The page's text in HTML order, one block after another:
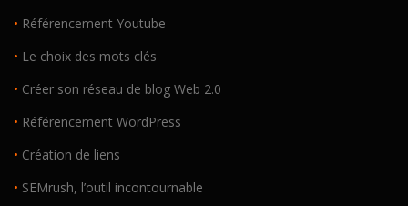
• Référencement Youtube
• Le choix des mots clés
• Créer son réseau de blog Web 2.0
• Référencement WordPress
• Création de liens
• SEMrush, l’outil incontournable